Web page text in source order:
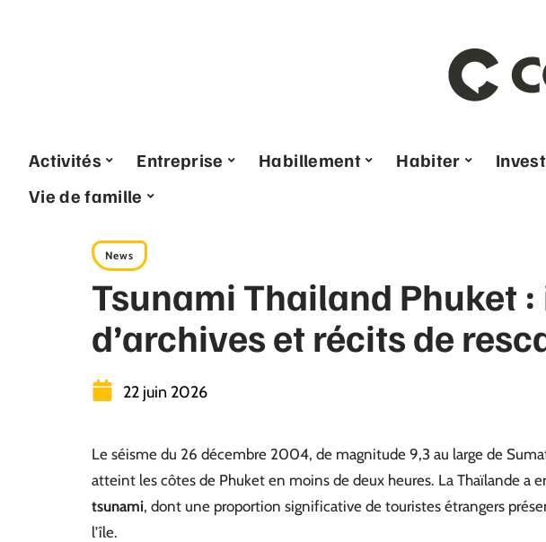
Activités Entreprise Habillement Habiter
Vie de famille
News
Tsunami Thailand Phuket
d’archives et récits de
22 juin 2026
Le séisme du 26 décembre 2004, de magnitude 9,3 au large de
atteint les côtes de Phuket en moins de deux heures. La Thaïlande a
tsunami, dont une proportion significative de touristes étrangers
l’île.